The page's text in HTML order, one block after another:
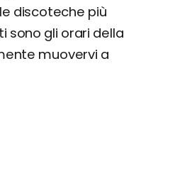
discoteche più
sono gli orari della
muovervi a